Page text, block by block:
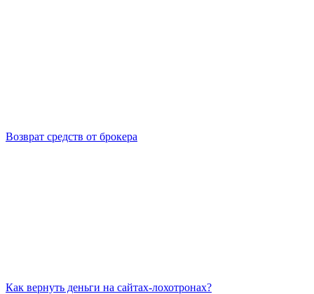
Возврат средств от брокера
Как вернуть деньги на сайтах-лохотронах?